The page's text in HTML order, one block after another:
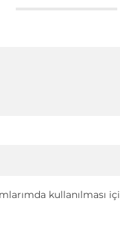
kullanılması